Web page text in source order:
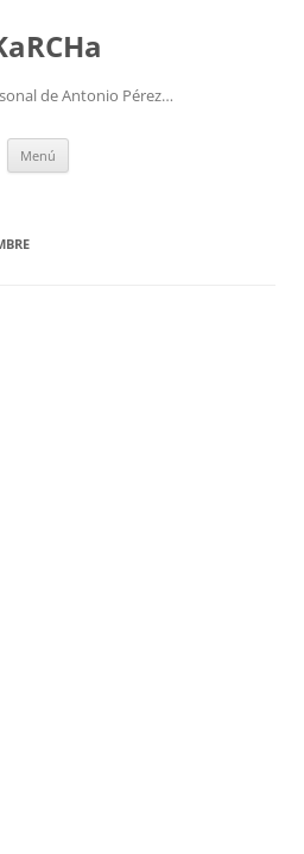
de Antonio Pérez…
Menú